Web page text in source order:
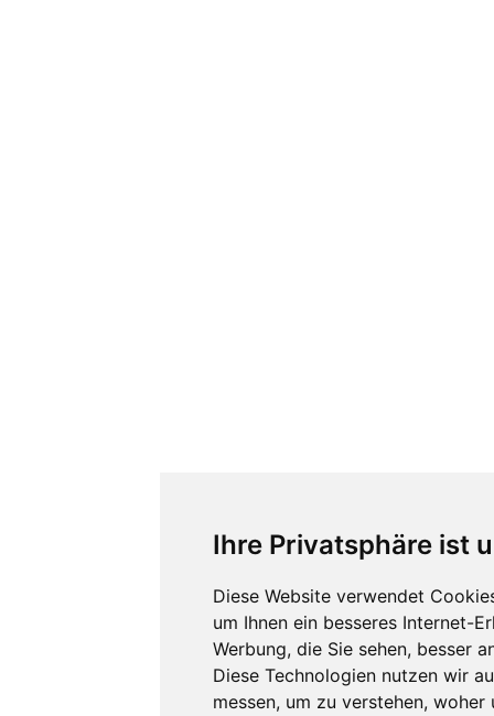
Ihre Privatsphäre ist
Diese Website verwendet
um Ihnen ein besseres Internet-
Werbung, die Sie sehen, besser
Diese Technologien nutzen wir
messen, um zu verstehen, woher